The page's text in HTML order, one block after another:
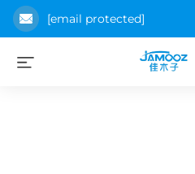
[email protected]